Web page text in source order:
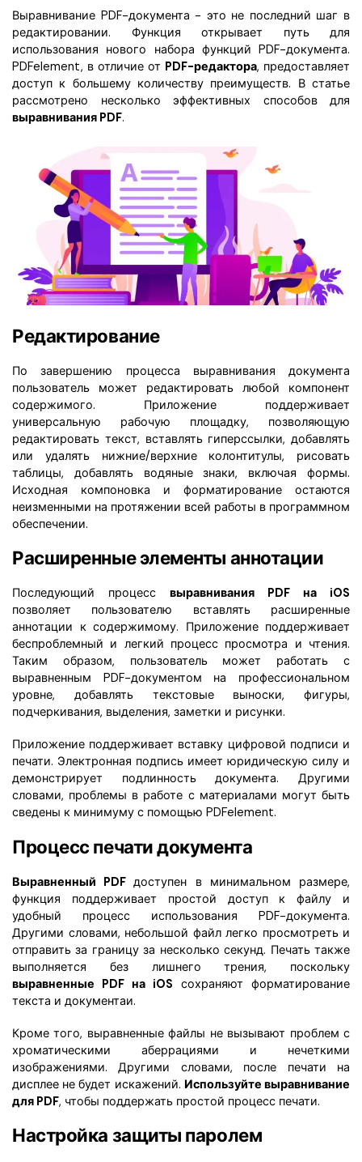
Выравнивание PDF-документа - это не последний шаг в
редактировании. Функция открывает путь для
использования нового набора функций PDF-документа.
PDFelement, в отличие от PDF-редактора, предоставляет
доступ к большему количеству преимуществ. В статье
рассмотрено несколько эффективных способов для
выравнивания PDF.
Редактирование
По завершению процесса выравнивания документа
пользователь может редактировать любой компонент
содержимого. Приложение поддерживает
универсальную рабочую площадку, позволяющую
редактировать текст, вставлять гиперссылки, добавлять
или удалять нижние/верхние колонтитулы, рисовать
таблицы, добавлять водяные знаки, включая формы.
Исходная компоновка и форматирование остаются
неизменными на протяжении всей работы в программном
обеспечении.
Расширенные элементы аннотации
Последующий процесс выравнивания PDF на iOS
позволяет пользователю вставлять расширенные
аннотации к содержимому. Приложение поддерживает
беспроблемный и легкий процесс просмотра и чтения.
Таким образом, пользователь может работать с
выравненным PDF-документом на профессиональном
уровне, добавлять текстовые выноски, фигуры,
подчеркивания, выделения, заметки и рисунки.
Приложение поддерживает вставку цифровой подписи и
печати. Электронная подпись имеет юридическую силу и
демонстрирует подлинность документа. Другими
словами, проблемы в работе с материалами могут быть
сведены к минимуму с помощью PDFelement.
Процесс печати документа
Выравненный PDFдоступен в минимальном размере,
функция поддерживает простой доступ к файлу и
удобный процесс использования PDF-документа.
Другими словами, небольшой файл легко просмотреть и
отправить за границу за несколько секунд. Печать также
выполняется без лишнего трения, поскольку
выравненные PDF на iOS сохраняют форматирование
текста и документаи.
Кроме того, выравненные файлы не вызывают проблем с
хроматическими аберрациями и нечеткими
изображениями. Другими словами, после печати на
дисплее не будет искажений. Используйте выравнивание
для PDF, чтобы поддержать простой процесс печати.
Настройка защиты паролем